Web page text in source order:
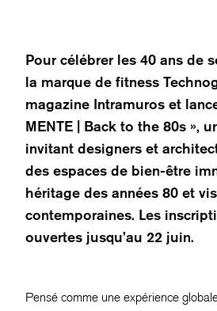
Pour célébrer les 40 ans de
la marque de fitness
magazine Intramuros et
MENTE | Back to the 80s »,
invitant designers et
des espaces de bien-être
héritage des années 80 et
contemporaines. Les
ouvertes jusqu’au 22 juin.
Pensé comme une expérience